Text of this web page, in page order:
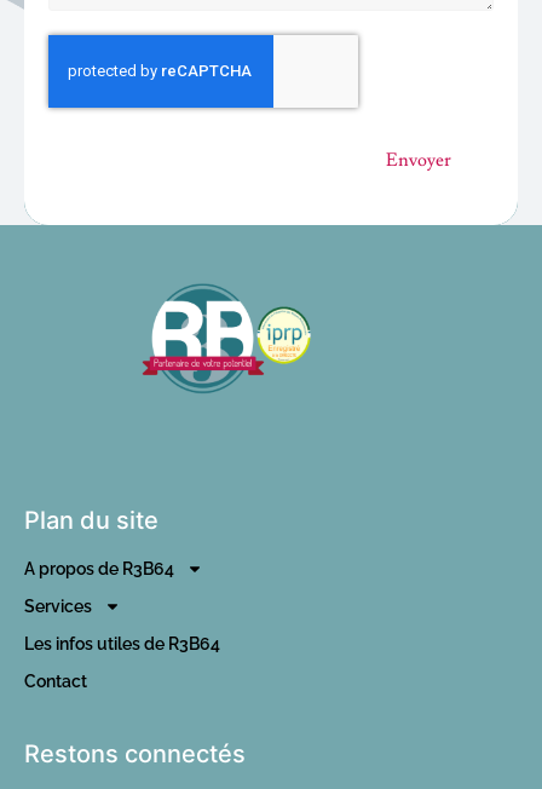
Envoyer
Plan du site
A propos de R3B64
Services
Les infos utiles de R3B64
Contact
Restons connectés